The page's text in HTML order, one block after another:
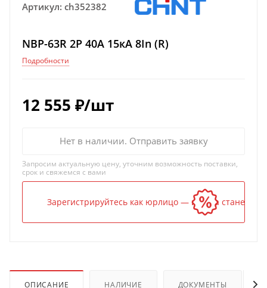
Артикул: ch352382
NBP-63R 2P 40A 15кА 8In (R)
Подробности
12 555 ₽/шт
Нет в наличии. Отправить заявку
Запросим актуальную цену, уточним возможность поставки,
срок и свяжемся с вами
Зарегистрируйтесь как юрлицо — и цена станет
ОПИСАНИЕ НАЛИЧИЕ ДОКУМЕНТЫ